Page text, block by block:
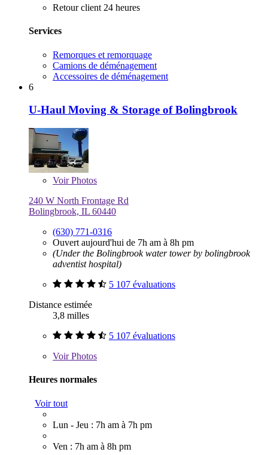
Retour client 24 heures
Services
Remorques et remorquage
Camions de déménagement
Accessoires de déménagement
6
U-Haul Moving & Storage of Bolingbrook
VoirPhotos
240 W North Frontage Rd
Bolingbrook, IL 60440
(630) 771-0316
Ouvert aujourd'hui de 7h am à 8h pm
(Under the Bolingbrook water tower by bolingbrook
adventist hospital)
5 107 évaluations
Distance estimée
3,8 milles
5 107 évaluations
VoirPhotos
Heures normales
Voir tout
Lun - Jeu : 7h am à 7h pm
Ven : 7h am à 8h pm